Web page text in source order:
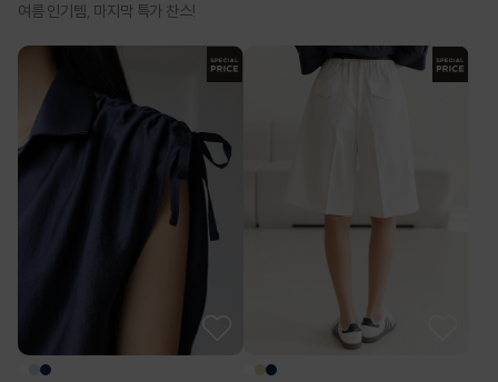
여름 인기템, 마지막 특가 찬스!